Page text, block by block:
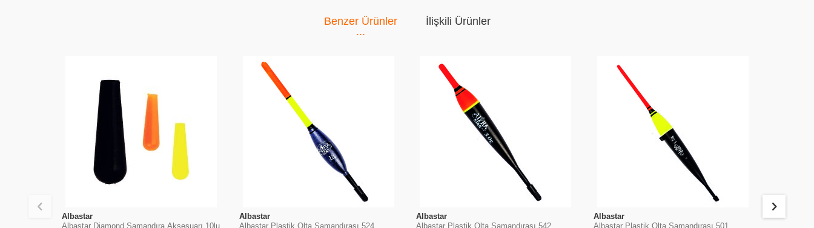
Benzer Ürünler İlişkili Ürünler
Albastar
Albastar Diamond Şamandıra Aksesuarı 10lu
Albastar
Albastar Plastik Olta Şamandırası 524
Albastar
Albastar Plastik Olta Şamandırası 542
Albastar
Albastar Plastik Olta Şamandırası 501
Albastar